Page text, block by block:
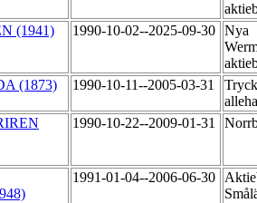
(1941)
1990-10-02--2025-09-30 Nya
(1873)
1990-10-11--2005-03-31
1990-10-22--2009-01-31
1991-01-04--2006-06-30